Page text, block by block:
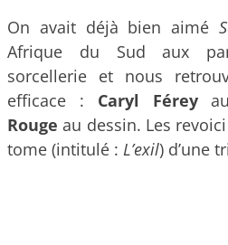
On avait déjà bien aimé
Afrique du Sud aux
sorcellerie et nous
efficace : Caryl Féreyau
Rouge au dessin. Les
tome (intitulé : L’exil) d’une